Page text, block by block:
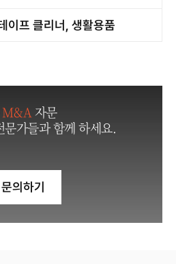
이프 클리너, 생활용품
M&A 자문
가들과 함께 하세요.
문의하기